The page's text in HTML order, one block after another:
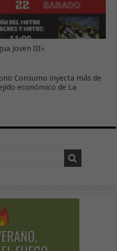
Joven III»
Consumo inyecta más de
económico de La